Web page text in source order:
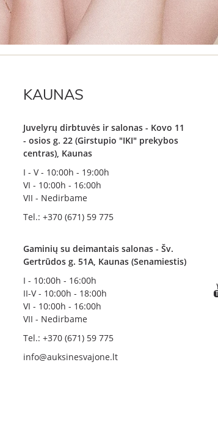
KAUNAS
Juvelyrų dirbtuvės ir salonas - Kovo 11
- osios g. 22 (Girstupio "IKI" prekybos
centras), Kaunas
I - V - 10:00h - 19:00h
VI - 10:00h - 16:00h
VII - Nedirbame
Tel.: +370 (671) 59 775
Gaminių su deimantais salonas - Šv.
Gertrūdos g. 51A, Kaunas (Senamiestis)
I - 10:00h - 16:00h
II-V - 10:00h - 18:00h
VI - 10:00h - 16:00h
VII - Nedirbame
Tel.: +370 (671) 59 775
info@auksinesvajone.lt